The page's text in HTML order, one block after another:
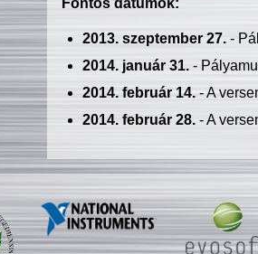
2013. szeptember 27.-
2014. január 31.-
2014. február 14.- A
2014. február 28.- A